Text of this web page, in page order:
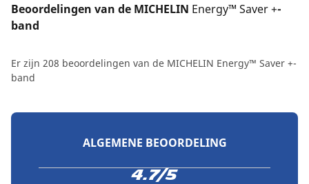
Beoordelingen van de MICHELIN Energy™ Saver +-
band
Er zijn 208 beoordelingen van de MICHELIN Energy™ Saver +-
band
ALGEMENE BEOORDELING
4.7/5